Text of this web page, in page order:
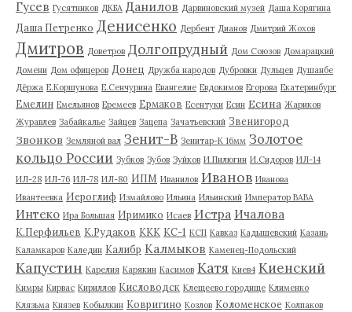
Гусев Гусятников ДКБА Данилов Дарвиновский музей Даша Корягина
Даша Петренко Денисенко Дербент Дианов Дмитрий Жохов
Дмитров Доветров Долгопрудный Дом Союзов Домарацкий
Домени Дом офицеров Донец Дружба народов Дубровки Дульцев Душанбе
Дёржа Е.Коршунова Е.Сенчурина Евангелие Евдокимов Егорова Екатеринбург
Емелин Емельянов Еремеев Ермаков Есентуки Есин Есина Жариков
Журавлев Забайкалье Зайцев Зацепа Зачатьевский Звенигород
Звонков Земляной вал Зенит-В Зенитар-К 16мм Золотое
кольцо России Зубков Зубов Зуйков И.Пилюгин И.Сидоров ИЛ-14
ИЛ-28 ИЛ-76 ИЛ-78 ИЛ-80 ИПМ Иванилов Иванов Иванова
Ивантеевка Иероглиф Измайлово Ильина Ильинский Император ВАВА
Интеко Ира Большая Иримико Исаев Истра Ичалова
К.Перфильев К.Рудаков ККК КС-1 КСП Кавказ Кадышевский Казань
Каламкаров Каледин Калибр Калмыков Каменец-Подольский
Капустин Карелия Карякин Касимов Катя Киев4 Киенский
Кимры Кирвас Кириллов Кисловодск Клещеево городище Клименко
Клязьма Князев Кобылкин Ковригино Козлов Коломенское Колпаков